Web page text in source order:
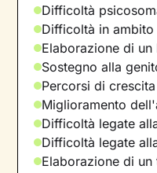
Difficoltà
Difficoltà in
Elaborazione di un
Sostegno alla
Percorsi di
Miglioramento
Difficoltà legate
Difficoltà legate
Elaborazione di un